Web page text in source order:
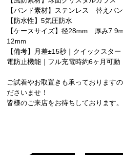
【バンド素材】ステンレス 替えバ
【防水性】5気圧防水
【ケースサイズ】径28mm 厚み
12mm
【備考】月差±15秒｜クイックスタ
電防止機能｜フル充電時約6ヶ月可動
ご試着やお取置きも承っております
ださいませ！
皆様のご来店をお待ちしております。